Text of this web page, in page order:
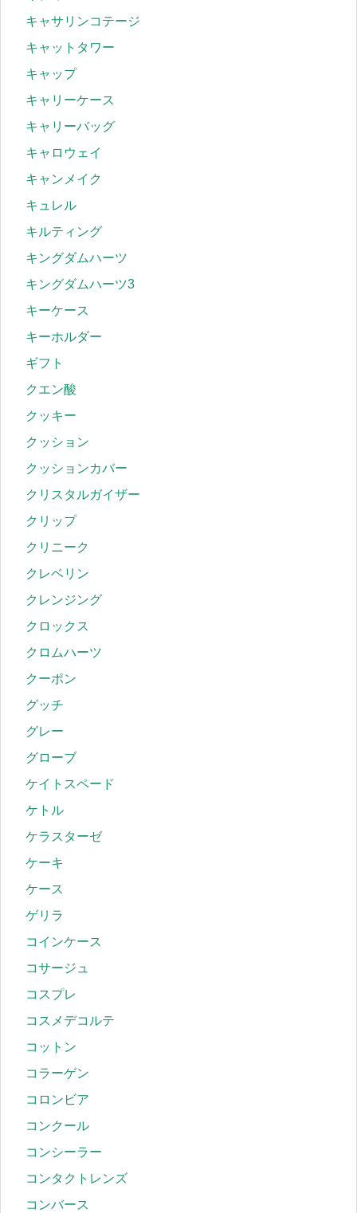
キャサリンコテージ
キャットタワー
キャップ
キャリーケース
キャリーバッグ
キャロウェイ
キャンメイク
キュレル
キルティング
キングダムハーツ
キングダムハーツ3
キーケース
キーホルダー
ギフト
クエン酸
クッキー
クッション
クッションカバー
クリスタルガイザー
クリップ
クリニーク
クレベリン
クレンジング
クロックス
クロムハーツ
クーポン
グッチ
グレー
グローブ
ケイトスペード
ケトル
ケラスターゼ
ケーキ
ケース
ゲリラ
コインケース
コサージュ
コスプレ
コスメデコルテ
コットン
コラーゲン
コロンビア
コンクール
コンシーラー
コンタクトレンズ
コンバース